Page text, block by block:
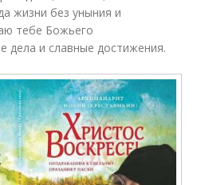
жизни без уныния и
тебе Божьего
дела и славные достижения.